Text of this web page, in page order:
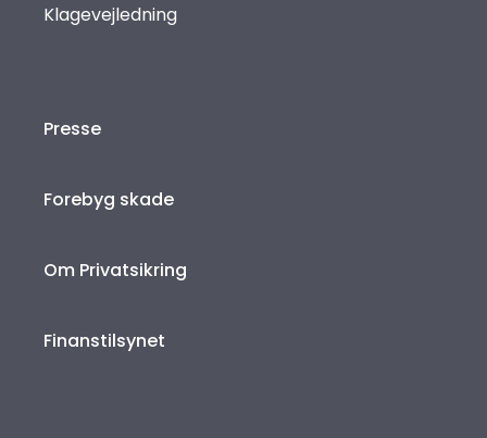
Klagevejledning
Presse
Forebyg skade
Om Privatsikring
Finanstilsynet